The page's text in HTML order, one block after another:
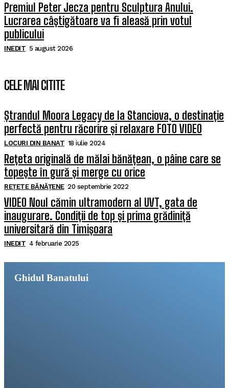
Premiul Peter Jecza pentru Sculptura Anului.
Lucrarea câștigătoare va fi aleasă prin votul
publicului
INEDIT 5 august 2026
CELE MAI CITITE
Ștrandul Moora Legacy de la Stanciova, o destinație
perfectă pentru răcorire și relaxare FOTO VIDEO
LOCURI DIN BANAT 18 iulie 2024
Rețeta originală de mălai bănățean, o pâine care se
topește în gură și merge cu orice
REȚETE BĂNĂȚENE 20 septembrie 2022
VIDEO Noul cămin ultramodern al UVT, gata de
inaugurare. Condiții de top și prima grădiniță
universitară din Timișoara
INEDIT 4 februarie 2025
Ghidul Banatului